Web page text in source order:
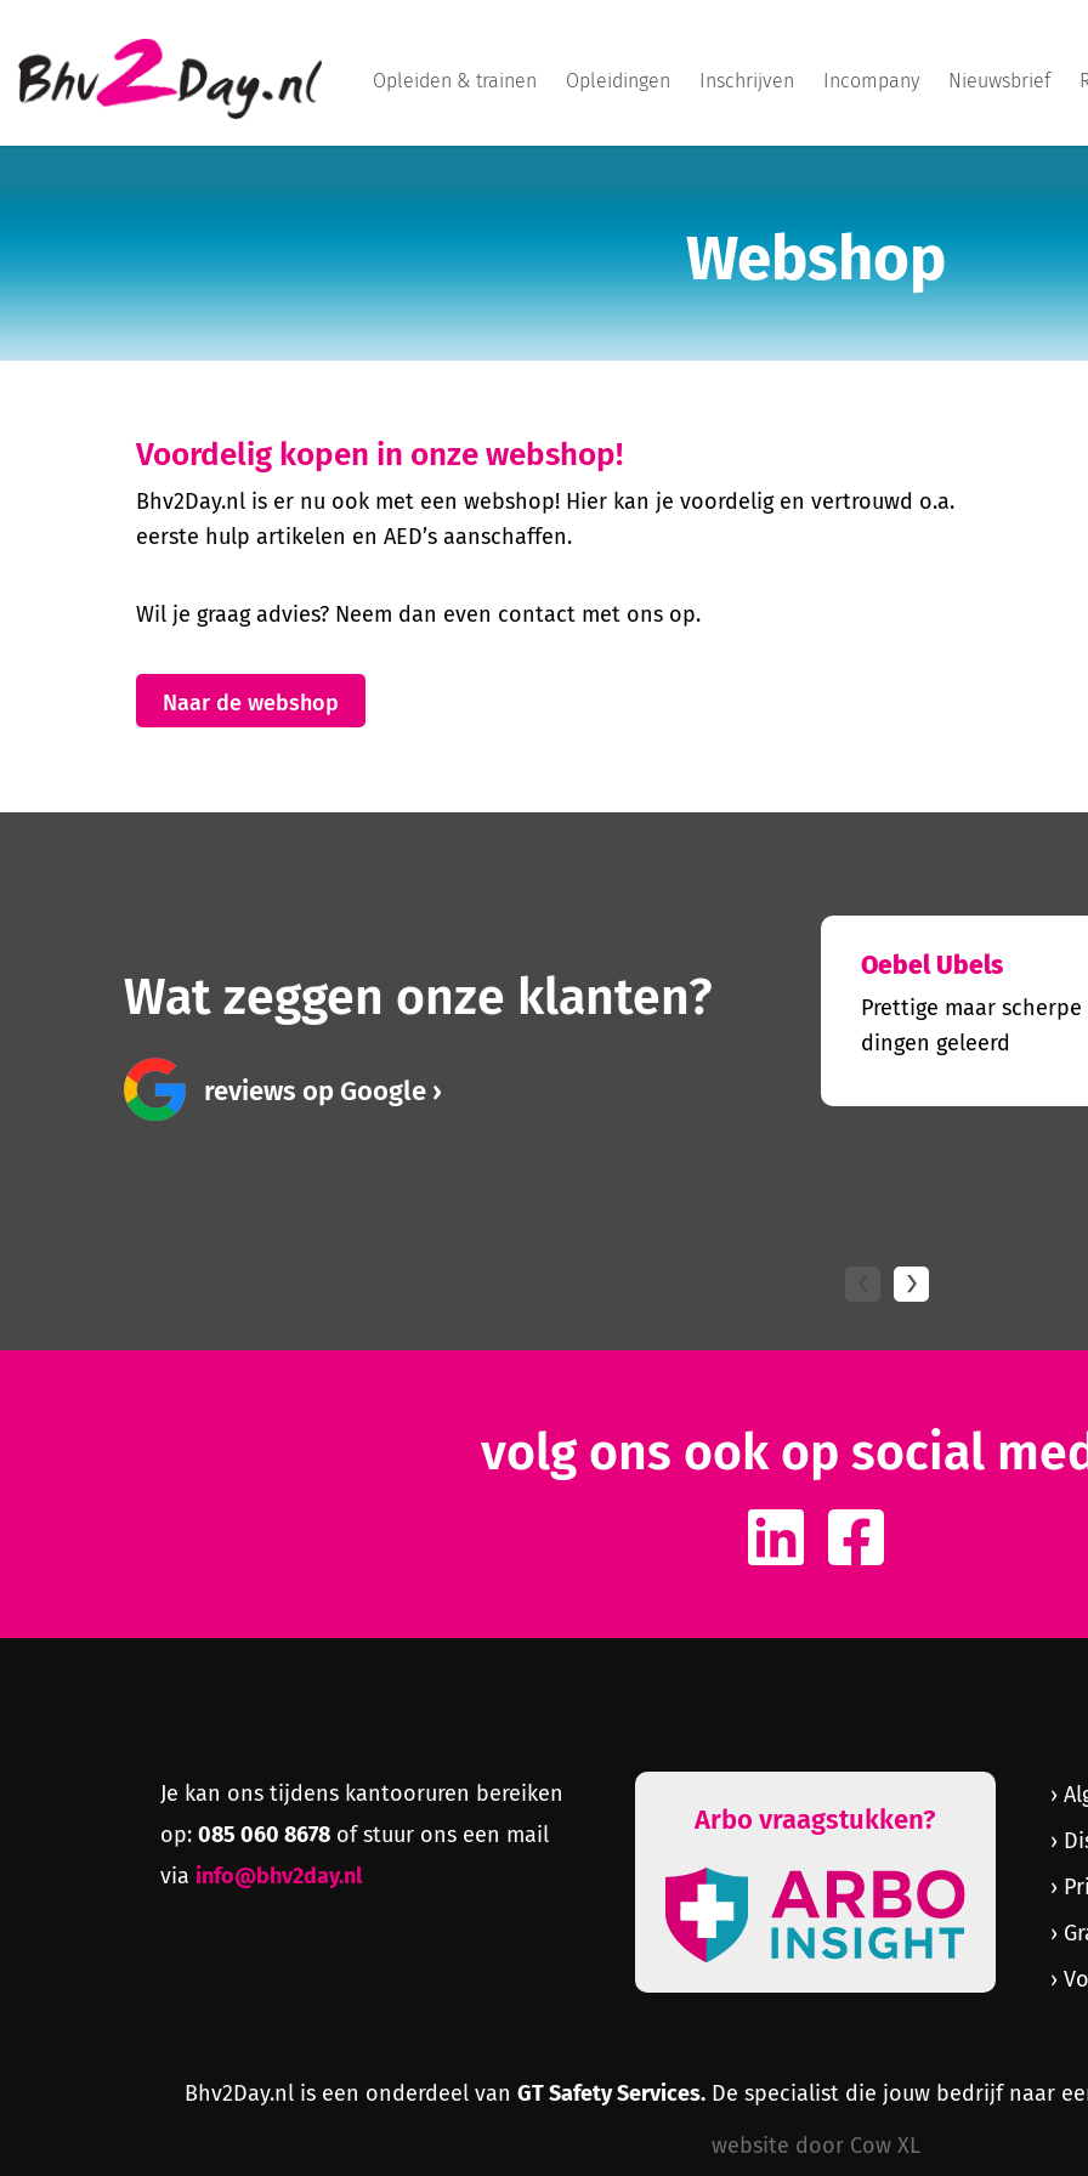
Opleiden & trainen Opleidingen Inschrijven Incompany Nieuwsbrief
Webshop
Voordelig kopen in onze webshop!
Bhv2Day.nl is er nu ook met een webshop! Hier kan je voordelig en vertrouwd o.a.
eerste hulp artikelen en AED’s aanschaffen.
Wil je graag advies? Neem dan even contact met ons op.
Naar de webshop
Wat zeggen onze klanten?
reviews op Google
Oebel Ubels
Prettige maar
dingen geleerd
volg ons ook op social
Je kan ons tijdens kantooruren bereiken
op:085 060 8678 of stuur ons een mail
via info@bhv2day.nl
Arbo vraagstukken?
Bhv2Day.nl is een onderdeel van GT Safety Services.De specialist die jouw bedrijf naar
website door Cow XL